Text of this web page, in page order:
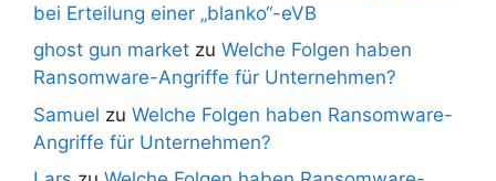
bei Erteilung einer „blanko“-eVB
ghost gun market zu Welche Folgen haben
Ransomware-Angriffe für Unternehmen?
Samuel zu Welche Folgen haben Ransomware-
Angriffe für Unternehmen?